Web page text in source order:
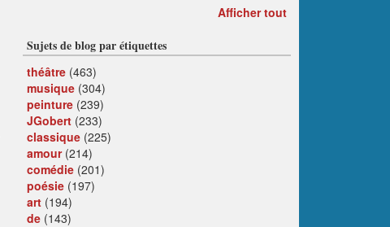
Afficher tout
Sujets de blog par étiquettes
théâtre (463)
musique (304)
peinture (239)
JGobert (233)
classique (225)
amour(214)
comédie (201)
poésie (197)
art (194)
de (143)